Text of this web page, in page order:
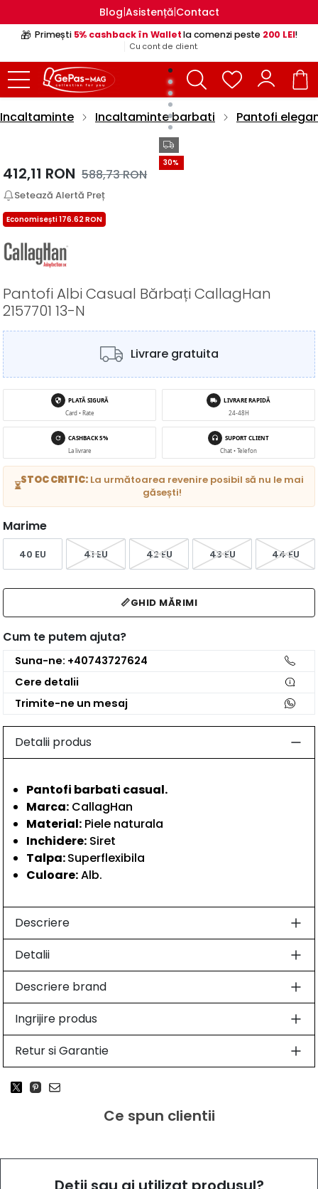
Blog|Asistență|Contact
🎁 Primești 5% cashback în Walletla comenzi peste 200 LEI!
Cu cont de client.
Incaltaminte Incaltaminte barbati Pantofi
30%
412,11 RON 588,73RON
Setează Alertă Preț
Economisești 176.62 RON
Pantofi Albi Casual Bărbați CallagHan
2157701 13-N
Livrare gratuita
PLATĂ SIGURĂ
Card • Rate
LIVRARE RAPIDĂ
24-48H
CASHBACK 5%
La livrare
SUPORT CLIENT
Chat • Telefon
⏳STOC CRITIC: La următoarea revenire posibil să nu le mai
găsești!
Marime
40 EU 41 EU 42 EU 43 EU 44 EU
📏GHID MĂRIMI
Cum te putem ajuta?
Suna-ne: +40743727624
Cere detalii
Trimite-ne un mesaj
Detalii produs
Pantofi barbati casual.
Marca: CallagHan
Material: Piele naturala
Inchidere: Siret
Talpa:Superflexibila
Culoare:Alb.
Descriere
Detalii
Descriere brand
Ingrijire produs
Retur si Garantie
Ce spun clientii